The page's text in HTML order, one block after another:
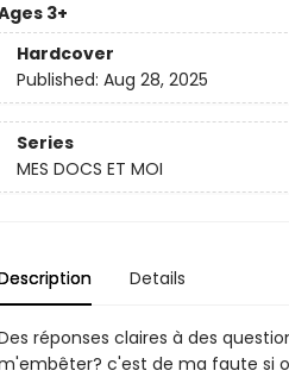
3+
Hardcover
Published: Aug 28, 2025
Series
MES DOCS ET MOI
Details
réponses claires à des
c'est de ma faute si